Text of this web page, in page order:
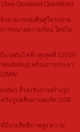
Quadrant Operation)
สามารถส่งคืนสู่โครงข่าย
รระบายความร้อน โดยไม่
มีแรงดันไฟฟ้าสูงสุดที่ 2250V
พร้อมการกระจา
ที่รองรับการสร้างรูป
รับรูปคลื่นผ่านพอร์ต USB
ที่มีประสิทธิภาพสูง ความ